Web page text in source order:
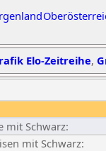
Elo-Zeitreihe,
mit Schwarz:
mit Schwarz: